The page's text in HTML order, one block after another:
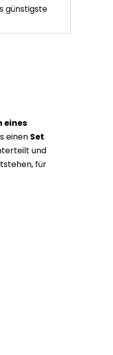
günstigste
eines
einen Set
und
für